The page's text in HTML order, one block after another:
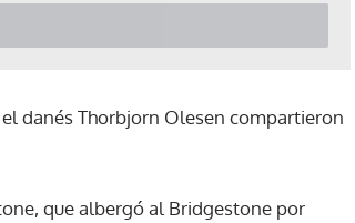
danés Thorbjorn Olesen compartieron
que albergó al Bridgestone por